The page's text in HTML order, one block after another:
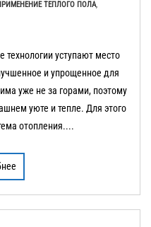
ТЕПЛОГО ПОЛА,
уступают место
и упрощенное для
уже не за горами, поэтому
уюте и тепле. Для этого
отопления....